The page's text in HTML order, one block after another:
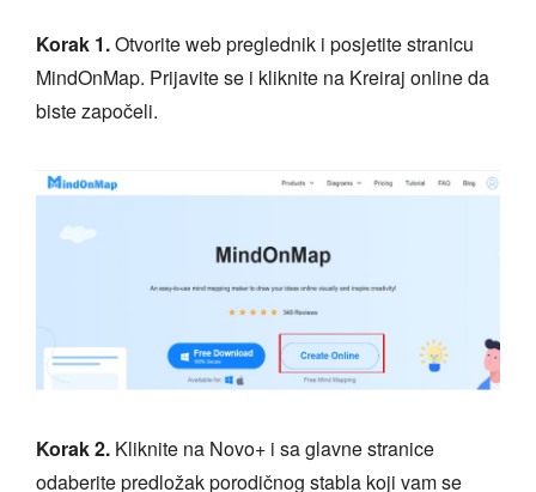
Korak 1.Otvorite web preglednik i posjetite stranicu
MindOnMap. Prijavite se i kliknite na Kreiraj online da
biste započeli.
Korak 2. Kliknite na Novo+ i sa glavne stranice
odaberite predložak porodičnog stabla koji vam se